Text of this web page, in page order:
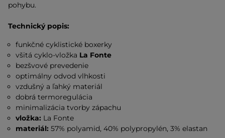
pohybu.
Technický popis:
funkčné cyklistické boxerky
všitá cyklo-vložka La Fonte
bezšvové prevedenie
optimálny odvod vlhkosti
vzdušný a ľahký materiál
dobrá termoregulácia
minimalizácia tvorby zápachu
vložka: La Fonte
materiál: 57% polyamid, 40% polypropylén, 3% elastan